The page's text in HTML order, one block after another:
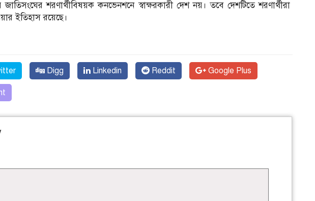
শরণার্থীবিষয়ক কনভেনশনে স্বাক্ষরকারী দেশ নয়। তবে দেশটিতে শরণার্থীরা
ইতিহাস রয়েছে।
Digg Linkedin Reddit Google Plus